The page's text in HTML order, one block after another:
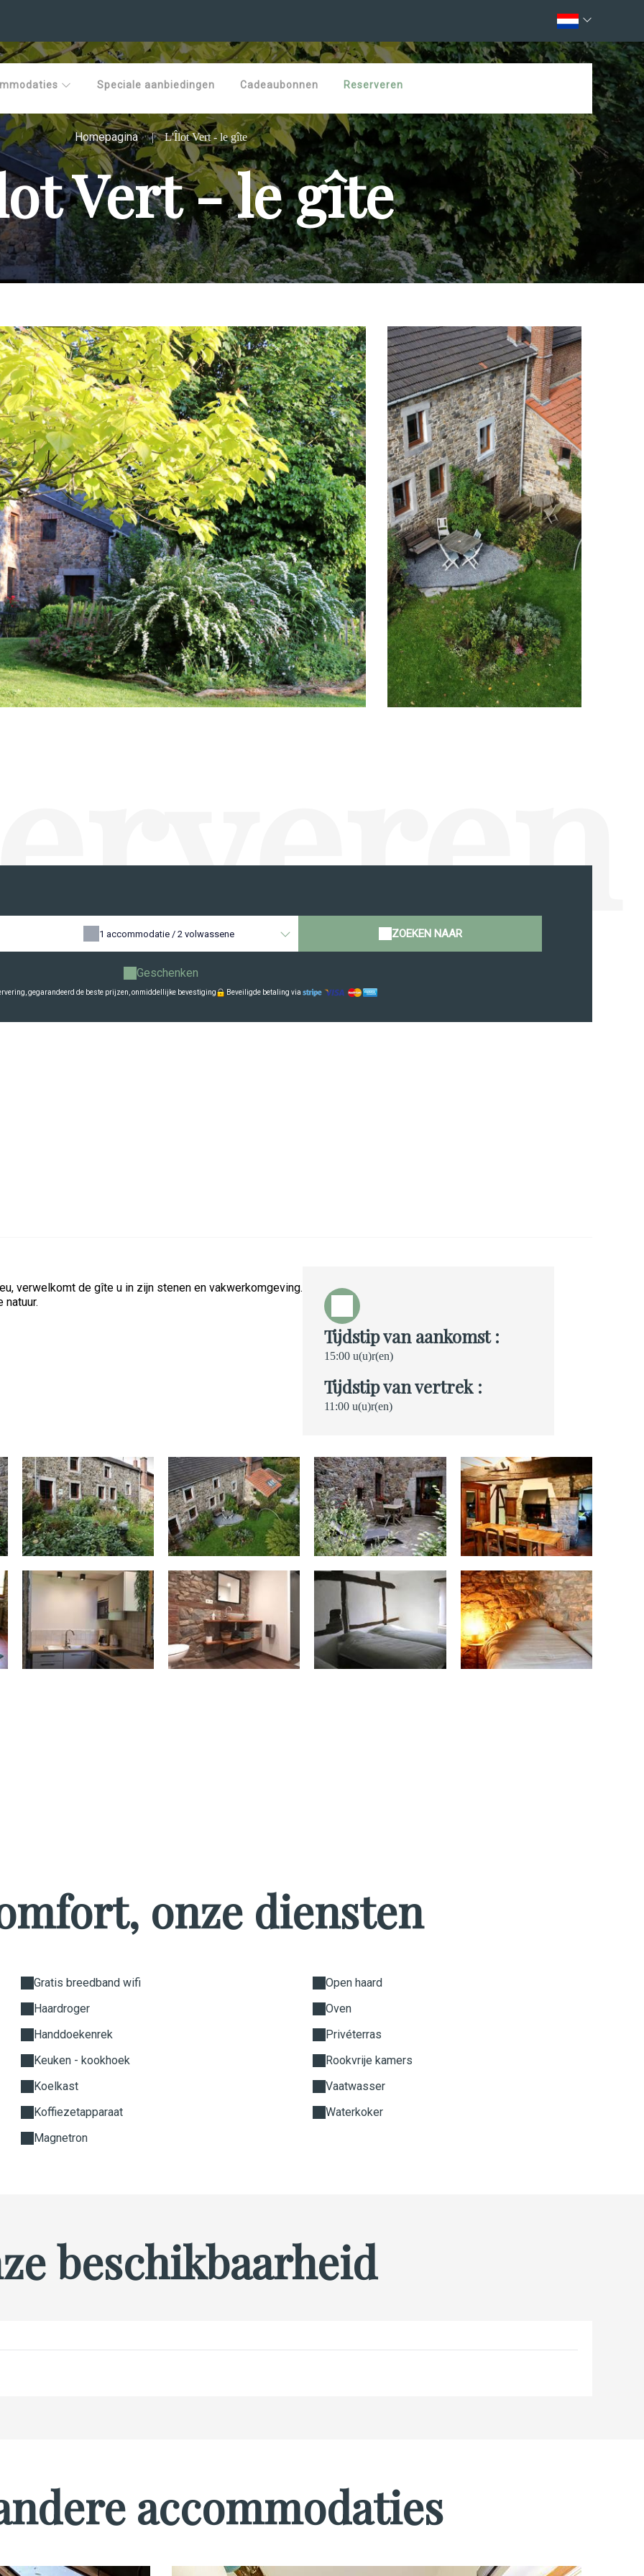
Speciale aanbiedingen Cadeaubonnen Reserveren
Homepagina L'Îlot Vert - le gîte
Vert - le gîte
1 accommodatie / 2 volwassene ZOEKEN NAAR
Geschenken
gegarandeerd de beste prijzen, onmiddellijke bevestiging Beveiligde betaling via
verwelkomt de gîte u in zijn stenen en vakwerkomgeving.
natuur.
Tijdstip van aankomst :
15:00 u(u)r(en)
Tijdstip van vertrek :
11:00 u(u)r(en)
onze diensten
Gratis breedband wifi
Haardroger
Handdoekenrek
Keuken - kookhoek
Koelkast
Koffiezetapparaat
Magnetron
Open haard
Oven
Privéterras
Rookvrije kamers
Vaatwasser
Waterkoker
beschikbaarheid
accommodaties